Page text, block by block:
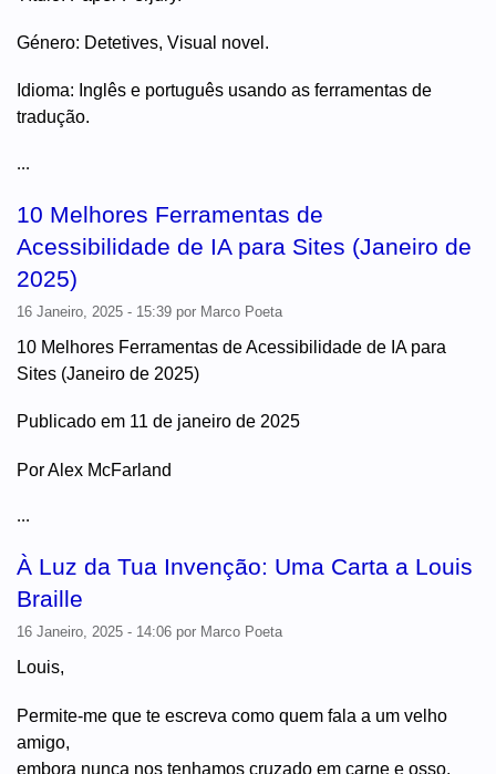
Género: Detetives, Visual novel.
Idioma: Inglês e português usando as ferramentas de
tradução.
...
10 Melhores Ferramentas de
Acessibilidade de IA para Sites (Janeiro de
2025)
16 Janeiro, 2025 - 15:39 por Marco Poeta
10 Melhores Ferramentas de Acessibilidade de IA para
Sites (Janeiro de 2025)
Publicado em 11 de janeiro de 2025
Por Alex McFarland
...
À Luz da Tua Invenção: Uma Carta a Louis
Braille
16 Janeiro, 2025 - 14:06 por Marco Poeta
Louis,
Permite-me que te escreva como quem fala a um velho
amigo,
embora nunca nos tenhamos cruzado em carne e osso.